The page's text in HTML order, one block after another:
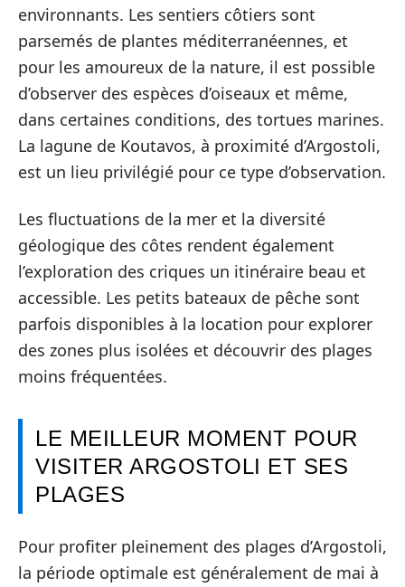
environnants. Les sentiers côtiers sont
parsemés de plantes méditerranéennes, et
pour les amoureux de la nature, il est possible
d’observer des espèces d’oiseaux et même,
dans certaines conditions, des tortues marines.
La lagune de Koutavos, à proximité d’Argostoli,
est un lieu privilégié pour ce type d’observation.
Les fluctuations de la mer et la diversité
géologique des côtes rendent également
l’exploration des criques un itinéraire beau et
accessible. Les petits bateaux de pêche sont
parfois disponibles à la location pour explorer
des zones plus isolées et découvrir des plages
moins fréquentées.
LE MEILLEUR MOMENT POUR
VISITER ARGOSTOLI ET SES
PLAGES
Pour profiter pleinement des plages d’Argostoli,
la période optimale est généralement de mai à